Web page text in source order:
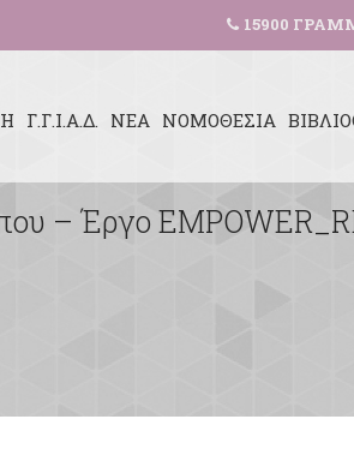
15900
Γ.Γ.Ι.Α.Δ. ΝΕΑ ΝΟΜΟΘΕΣΙΑ
– Έργο